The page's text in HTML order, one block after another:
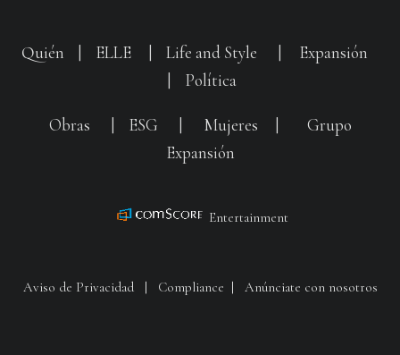
Quién ELLE Life and Style
Expansión
Política
Obras ESG Mujeres
Grupo
Expansión
Entertainment
Aviso de Privacidad| Compliance Anúnciate con nosotros